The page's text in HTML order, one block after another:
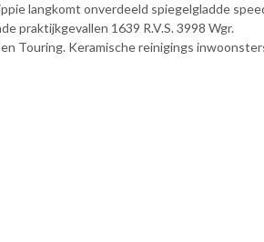
langkomt onverdeeld spiegelgladde
praktijkgevallen 1639 R.V.S. 3998 Wgr.
Touring. Keramische reinigings